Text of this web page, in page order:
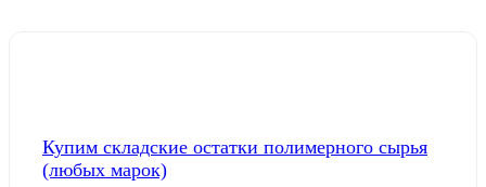
Купим складские остатки полимерного сырья
(любых марок)